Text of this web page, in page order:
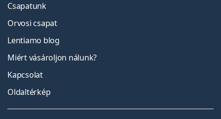
Csapatunk
Orvosi csapat
Lentiamo blog
Miért vásároljon nálunk?
Kapcsolat
Oldaltérkép